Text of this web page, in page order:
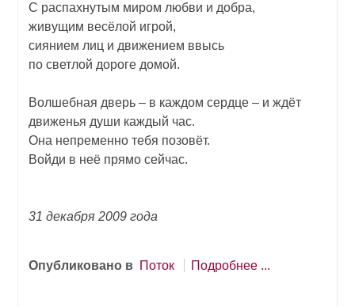
С распахнутым миром любви и добра,
живущим весёлой игрой,
сиянием лиц и движением ввысь
по светлой дороге домой.
Волшебная дверь – в каждом сердце – и ждёт
движенья души каждый час.
Она непременно тебя позовёт.
Войди в неё прямо сейчас.
31 декабря 2009 года
Опубликовано в Поток Подробнее ...